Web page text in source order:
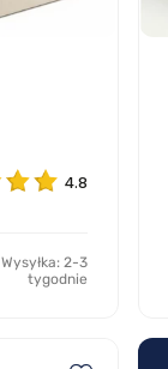
4.8
Wysyłka: 2-3
tygodnie